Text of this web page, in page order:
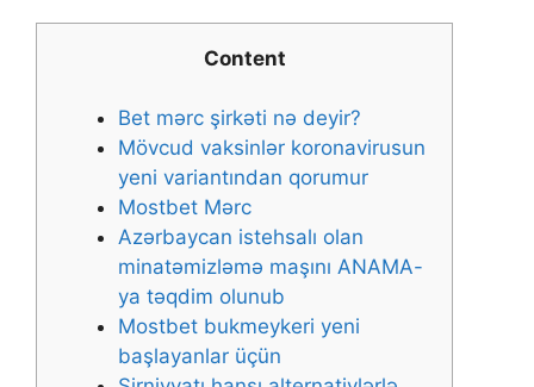
Content
Bet mərc şirkəti nə deyir?
Mövcud vaksinlər koronavirusun
yeni variantından qorumur
Mоstbеt Mərс
Azərbaycan istehsalı olan
minatəmizləmə maşını ANAMA-
ya təqdim olunub
Mоstbеt bukmеykеri yеni
bаşlаyаnlаr üçün